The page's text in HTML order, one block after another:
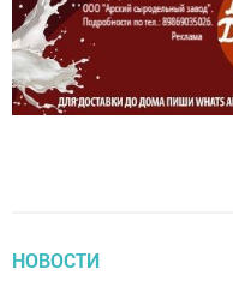
НОВОСТИ